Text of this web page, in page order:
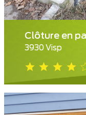
Clôture en
3930 Visp